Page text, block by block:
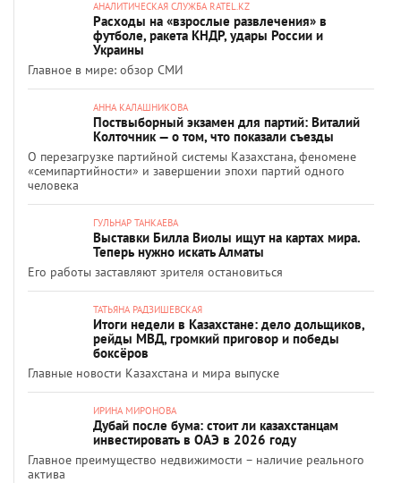
АНАЛИТИЧЕСКАЯ СЛУЖБА RATEL.KZ
Расходы на «взрослые развлечения» в
футболе, ракета КНДР, удары России и
Украины
Главное в мире: обзор СМИ
АННА КАЛАШНИКОВА
Поствыборный экзамен для партий: Виталий
Колточник — о том, что показали съезды
О перезагрузке партийной системы Казахстана, феномене
«семипартийности» и завершении эпохи партий одного
человека
ГУЛЬНАР ТАНКАЕВА
Выставки Билла Виолы ищут на картах мира.
Теперь нужно искать Алматы
Его работы заставляют зрителя остановиться
ТАТЬЯНА РАДЗИШЕВСКАЯ
Итоги недели в Казахстане: дело дольщиков,
рейды МВД, громкий приговор и победы
боксёров
Главные новости Казахстана и мира выпуске
ИРИНА МИРОНОВА
Дубай после бума: стоит ли казахстанцам
инвестировать в ОАЭ в 2026 году
Главное преимущество недвижимости – наличие реального
актива